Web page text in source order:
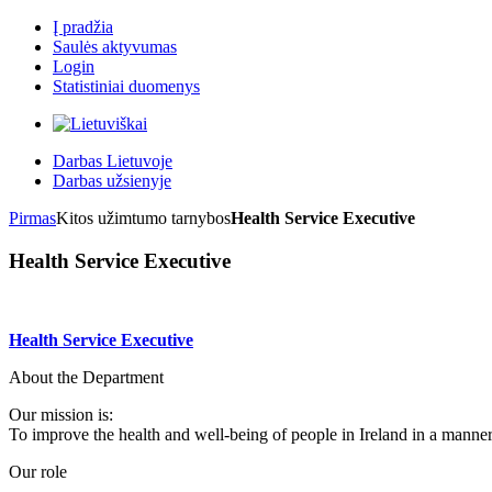
Į pradžia
Saulės aktyvumas
Login
Statistiniai duomenys
Darbas Lietuvoje
Darbas užsienyje
PirmasKitos užimtumo tarnybosHealth Service Executive
Health Service Executive
Health Service Executive
About the Department
Our mission is:
To improve the health and well-being of people in Ireland in a
Our role